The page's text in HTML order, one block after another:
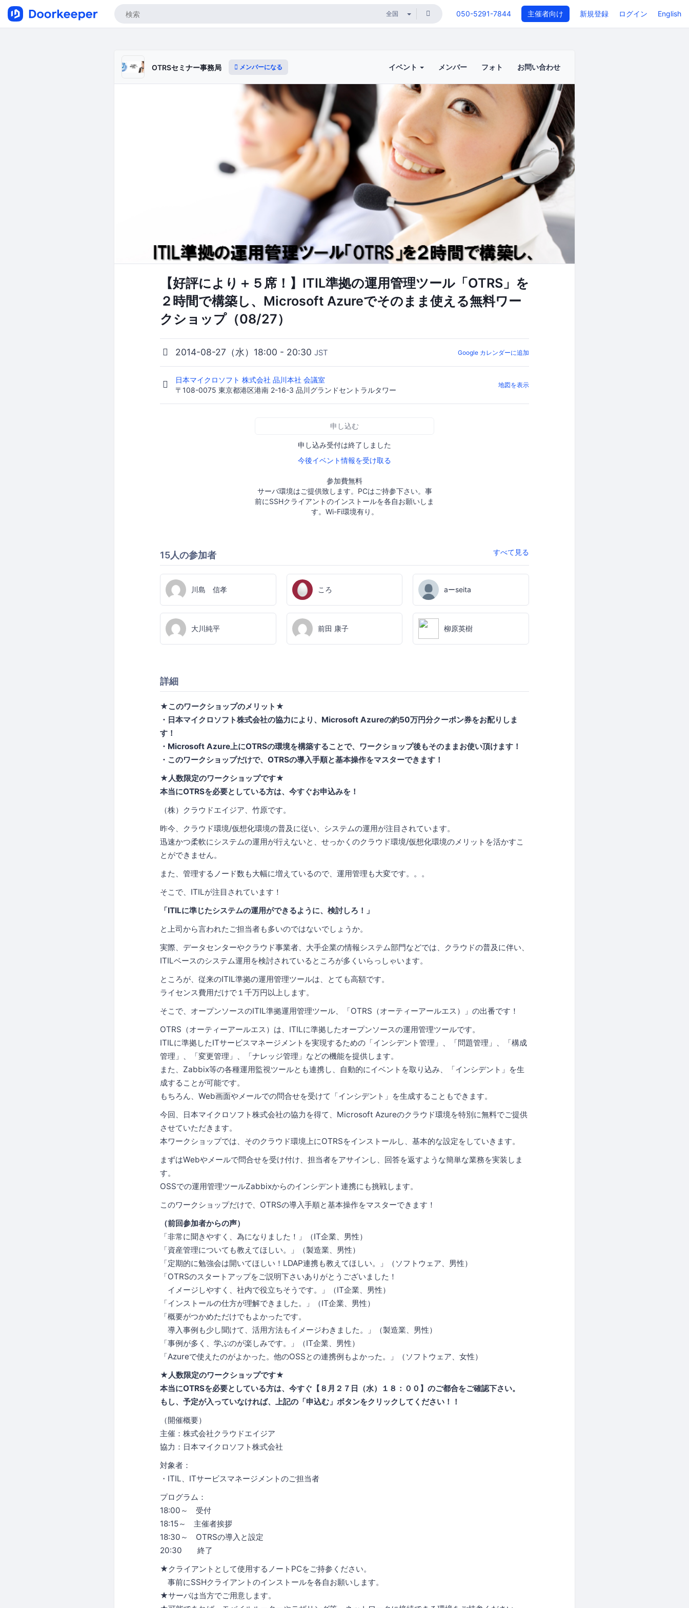
050-5291-7844 主催者向け 新規登録 ログイン English
OTRSセミナー事務局 メンバーになる イベント メンバー フォト お問い合わせ
【好評により＋５席！】ITIL準拠の運用管理ツール「OTRS」を
２時間で構築し、Microsoft Azureでそのまま使える無料ワー
クショップ（08/27）
2014-08-27（水）18:00 - 20:30 JST Google カレンダーに追加
日本マイクロソフト 株式会社 品川本社 会議室
〒108-0075 東京都港区港南 2-16-3 品川グランドセントラルタワー
地図を表示
申し込む
申し込み受付は終了しました
今後イベント情報を受け取る
参加費無料
サーバ環境はご提供致します。PCはご持参下さい。事
前にSSHクライアントのインストールを各自お願いしま
す。Wi-Fi環境有り。
15人の参加者 すべて見る
川島 信孝 ころ aーseita
大川純平 前田 康子 柳原英樹
詳細
★このワークショップのメリット★
・日本マイクロソフト株式会社の協力により、Microsoft Azureの約50万円分クーポン券をお配りしま
す！
・Microsoft Azure上にOTRSの環境を構築することで、ワークショップ後もそのままお使い頂けます！
・このワークショップだけで、OTRSの導入手順と基本操作をマスターできます！
★人数限定のワークショップです★
本当にOTRSを必要としている方は、今すぐお申込みを！
（株）クラウドエイジア、竹原です。
昨今、クラウド環境/仮想化環境の普及に従い、システムの運用が注目されています。
迅速かつ柔軟にシステムの運用が行えないと、せっかくのクラウド環境/仮想化環境のメリットを活かすこ
とができません。
また、管理するノード数も大幅に増えているので、運用管理も大変です。。。
そこで、ITILが注目されています！
「ITILに準じたシステムの運用ができるように、検討しろ！」
と上司から言われたご担当者も多いのではないでしょうか。
実際、データセンターやクラウド事業者、大手企業の情報システム部門などでは、クラウドの普及に伴い、
ITILベースのシステム運用を検討されているところが多くいらっしゃいます。
ところが、従来のITIL準拠の運用管理ツールは、とても高額です。
ライセンス費用だけで１千万円以上します。
そこで、オープンソースのITIL準拠運用管理ツール、「OTRS（オーティーアールエス）」の出番です！
OTRS（オーティーアールエス）は、ITILに準拠したオープンソースの運用管理ツールです。
ITILに準拠したITサービスマネージメントを実現するための「インシデント管理」、「問題管理」、「構成
管理」、「変更管理」、「ナレッジ管理」などの機能を提供します。
また、Zabbix等の各種運用監視ツールとも連携し、自動的にイベントを取り込み、「インシデント」を生
成することが可能です。
もちろん、Web画面やメールでの問合せを受けて「インシデント」を生成することもできます。
今回、日本マイクロソフト株式会社の協力を得て、Microsoft Azureのクラウド環境を特別に無料でご提供
させていただきます。
本ワークショップでは、そのクラウド環境上にOTRSをインストールし、基本的な設定をしていきます。
まずはWebやメールで問合せを受け付け、担当者をアサインし、回答を返すような簡単な業務を実装しま
す。
OSSでの運用管理ツールZabbixからのインシデント連携にも挑戦します。
このワークショップだけで、OTRSの導入手順と基本操作をマスターできます！
（前回参加者からの声）
「非常に聞きやすく、為になりました！」（IT企業、男性）
「資産管理についても教えてほしい。」（製造業、男性）
「定期的に勉強会は開いてほしい！LDAP連携も教えてほしい。」（ソフトウェア、男性）
「OTRSのスタートアップをご説明下さいありがとうございました！
イメージしやすく、社内で役立ちそうです。」（IT企業、男性）
「インストールの仕方が理解できました。」（IT企業、男性）
「概要がつかめただけでもよかったです。
導入事例も少し聞けて、活用方法もイメージわきました。」（製造業、男性）
「事例が多く、学ぶのが楽しみです。」（IT企業、男性）
「Azureで使えたのがよかった。他のOSSとの連携例もよかった。」（ソフトウェア、女性）
★人数限定のワークショップです★
本当にOTRSを必要としている方は、今すぐ【８月２７日（水）１８：００】のご都合をご確認下さい。
もし、予定が入っていなければ、上記の「申込む」ボタンをクリックしてください！！
（開催概要）
主催：株式会社クラウドエイジア
協力：日本マイクロソフト株式会社
対象者：
・ITIL、ITサービスマネージメントのご担当者
プログラム：
18:00～ 受付
18:15～ 主催者挨拶
18:30～ OTRSの導入と設定
20:30 終了
★クライアントとして使用するノートPCをご持参ください。
事前にSSHクライアントのインストールを各自お願いします。
★サーバは当方でご用意します。